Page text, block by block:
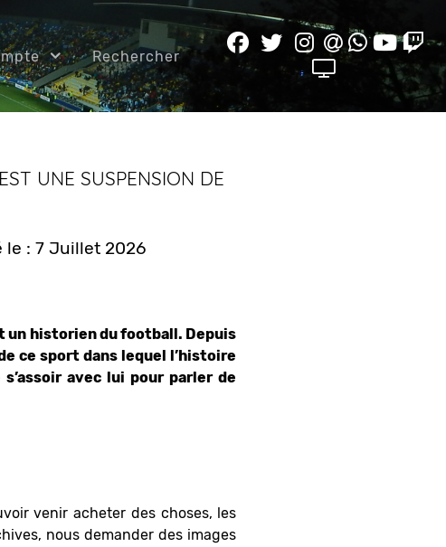
Rechercher
UNE SUSPENSION DE
le : 7 Juillet 2026
un historien du football. Depuis
ce sport dans lequel l’histoire
avec lui pour parler de
venir acheter des choses, les
nous demander des images